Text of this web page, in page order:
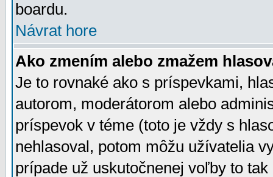
boardu.
Návrat hore
Ako zmením alebo zmažem
Je to rovnaké ako s príspevkami,
autorom, moderátorom alebo
príspevok v téme (toto je vždy s
nehlasoval, potom môžu užívatelia
prípade už uskutočnenej voľby to